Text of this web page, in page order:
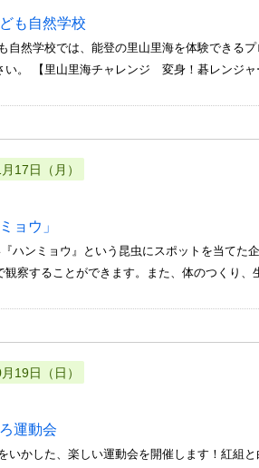
も自然学校
然学校では、能登の里山里海を体験できる
い。 【里山里海チャレンジ 変身！碁レンジ
17日（月）
ョウ」
ミョウ』という昆虫にスポットを当てた企
観察することができます。また、体のつくり
19日（日）
運動会
かした、楽しい運動会を開催します！紅組